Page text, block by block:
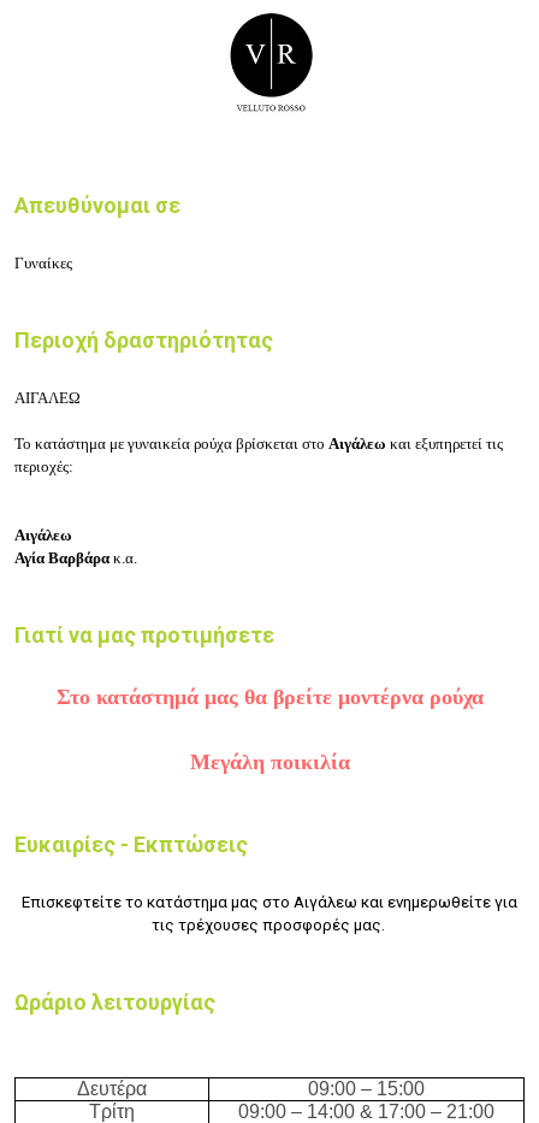
Απευθύνομαι σε
Γυναίκες
Περιοχή δραστηριότητας
ΑΙΓΑΛΕΩ
Το κατάστημα με γυναικεία ρούχα βρίσκεται στο Αιγάλεω και εξυπηρετεί τις
περιοχές:
Αιγάλεω
Αγία Βαρβάρα κ.α.
Γιατί να μας προτιμήσετε
Στο κατάστημά μας θα βρείτε μοντέρνα ρούχα
Μεγάλη ποικιλία
Ευκαιρίες - Εκπτώσεις
Επισκεφτείτε το κατάστημα μας στο Αιγάλεω και ενημερωθείτε για
τις τρέχουσες προσφορές μας.
Ωράριο λειτουργίας
Δευτέρα 09:00 – 15:00
Τρίτη
09:00 – 14:00 & 17:00 – 21:00